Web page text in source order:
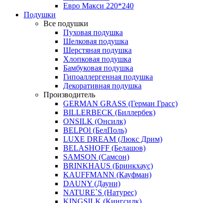
Евро Макси 220*240
Подушки
Все подушки
Пуховая подушка
Шелковая подушка
Шерстяная подушка
Хлопковая подушка
Бамбуковая подушка
Гипоаллергенная подушка
Декоративная подушка
Производитель
GERMAN GRASS (Герман Грасс)
BILLERBECK (Биллербек)
ONSILK (Онсилк)
BELPOl (БелПоль)
LUXE DREAM (Люкс Дрим)
BELASHOFF (Белашов)
SAMSON (Самсон)
BRINKHAUS (Бринкхаус)
KAUFFMANN (Кауфман)
DAUNY (Дауни)
NATURE`S (Натурес)
KINGSILK (Кингсилк)